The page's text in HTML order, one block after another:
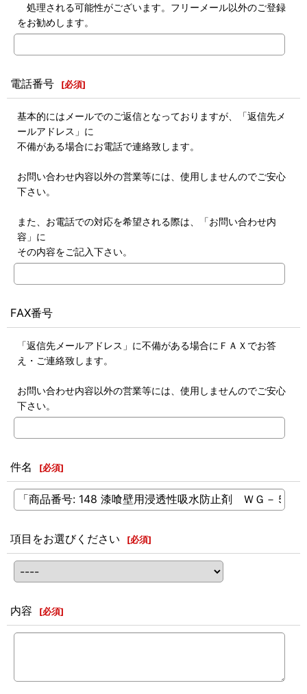
処理される可能性がございます。フリーメール以外のご登録
をお勧めします。
電話番号 [必須]
基本的にはメールでのご返信となっておりますが、「返信先メ
ールアドレス」に
不備がある場合にお電話で連絡致します。
お問い合わせ内容以外の営業等には、使用しませんのでご安心
下さい。
また、お電話での対応を希望される際は、「お問い合わせ内
容」に
その内容をご記入下さい。
FAX番号
「返信先メールアドレス」に不備がある場合にＦＡＸでお答
え・ご連絡致します。
お問い合わせ内容以外の営業等には、使用しませんのでご安心
下さい。
件名 [必須]
項目をお選びください [必須]
内容 [必須]